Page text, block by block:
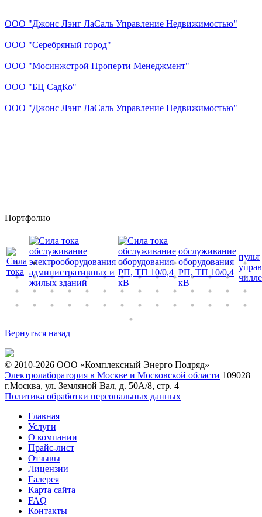
ООО "Джонс Лэнг ЛаСаль Управление Недвижимостью"
ООО "Серебряный город"
ООО "Мосинжстрой Проперти Менеджмент"
ООО "БЦ СадКо"
ООО "Джонс Лэнг ЛаСаль Управление Недвижимостью"
Портфолио
обслуживание
электрооборудования
административных и
жилых зданий
обслуживание
оборудования
РП, ТП 10/0,4
кВ
обслуживание
оборудования
РП, ТП 10/0,4
кВ
пульт
Вернуться назад
© 2010-2026 ООО «Комплексный Энерго Подряд»
Электролаборатория в Москве и Московской области 109028
г.Москва, ул. Земляной Вал, д. 50А/8, стр. 4
Политика обработки персональных данных
Главная
Услуги
О компании
Прайс-лист
Отзывы
Лицензии
Галерея
Карта сайта
FAQ
Контакты